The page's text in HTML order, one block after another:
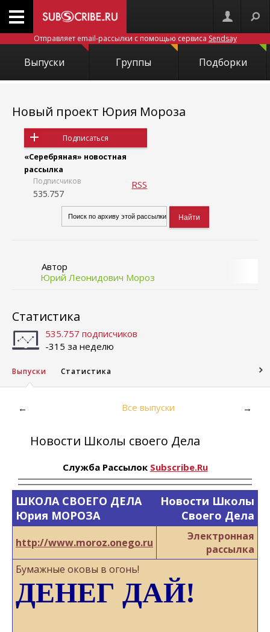
Отправляет email-рассылки с помощью сервиса Sendsay
Выпуски Группы Подборки
Новый проект Юрия Мороза
Подписаться
«Серебряная» новостная
рассылка
Подписчиков
535.757
RSS
Автор
Юрий Леонидович Мороз
Статистика
535.757 подписчиков
-315 за неделю
Выпуски Статистика
← Все выпуски →
Новости Школы своего Дела
Служба Рассылок Subscribe.Ru
ШКОЛА СВОЕГО ДЕЛА
Юрия МОРОЗА
Новости Школы
Своего Дела
http://www.moroz.onego.ru
Электронная
рассылка
Бумажные оковы в огонь!
ДЕНЕГ ДАЙ!